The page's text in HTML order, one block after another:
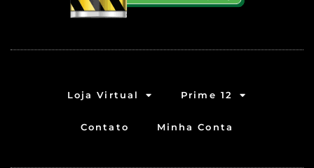
Loja Virtual Prime 12
Contato Minha Conta